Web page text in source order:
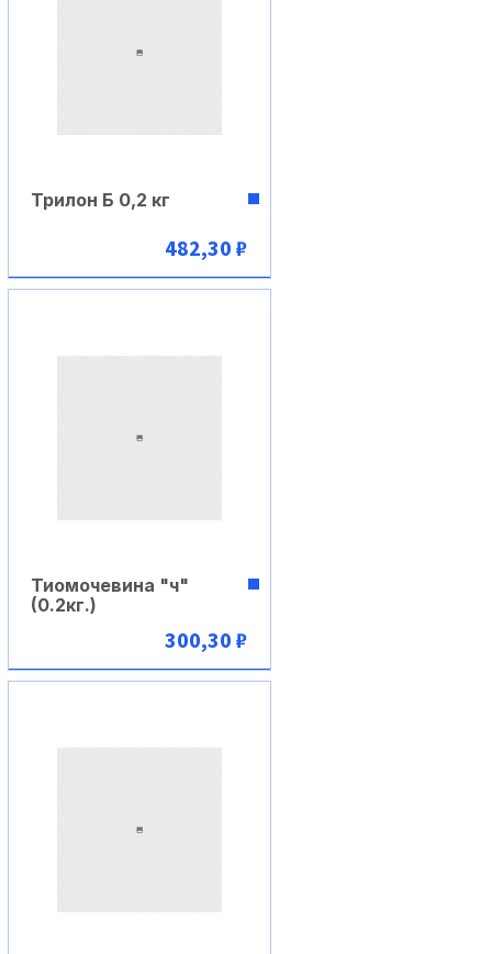
В корзину
Трилон Б 0,2 кг
482,30 ₽
В корзину
Тиомочевина "ч"
(0.2кг.)
300,30 ₽